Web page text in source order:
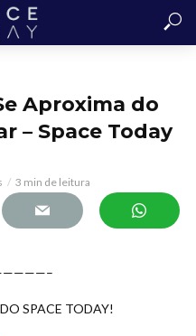
Aproxima do
– Space Today
3 min de leitura
SPACE TODAY!